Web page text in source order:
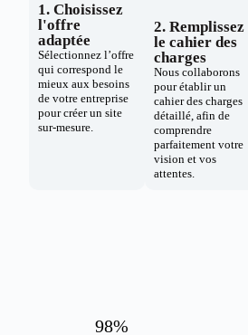
1. Choisissez
l'offre
adaptée
Sélectionnez l’offre
qui correspond le
mieux aux besoins
de votre entreprise
pour créer un site
sur-mesure.
2. Remplissez
le cahier des
charges
Nous collaborons
pour établir un
cahier des charges
détaillé, afin de
comprendre
parfaitement votre
vision et vos
attentes.
98%